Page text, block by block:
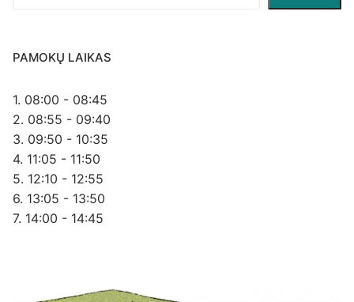
PAMOKŲ LAIKAS
1. 08:00 - 08:45
2. 08:55 - 09:40
3. 09:50 - 10:35
4. 11:05 - 11:50
5. 12:10 - 12:55
6. 13:05 - 13:50
7. 14:00 - 14:45